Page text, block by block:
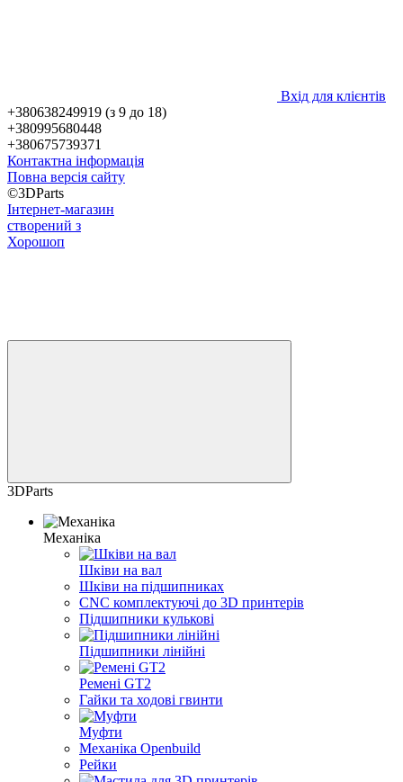
Вхід для клієнтів
+380638249919 (з 9 до 18)
+380995680448
+380675739371
Контактна інформація
Повна версія сайту
©3DParts
Інтернет-магазин
створений з
Хорошоп
3DParts
Механіка
Шківи на вал
Шківи на підшипниках
CNC комплектуючі до 3D принтерів
Підшипники кулькові
Підшипники лінійні
Ремені GT2
Гайки та ходові гвинти
Муфти
Механіка Openbuild
Рейки